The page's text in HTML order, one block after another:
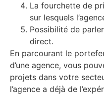
La fourchette de
sur lesquels
Possibilité de
direct.
En parcourant le
d’une agence, vous
projets dans votre
l’agence a déjà de